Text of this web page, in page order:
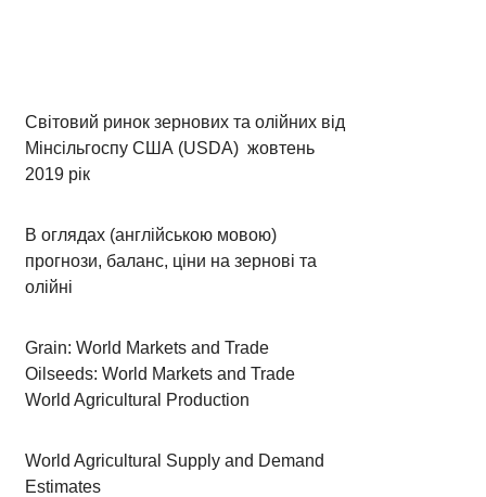
Світовий ринок зернових та олійних від
Мінсільгоспу США (USDA) жовтень
2019 рік
В оглядах (англійською мовою)
прогнози, баланс, ціни на зернові та
олійні
Grain: World Markets and Trade
Oilseeds: World Markets and Trade
World Agricultural Production
World Agricultural Supply and Demand
Estimates